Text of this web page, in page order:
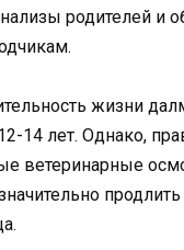
родителей и
жизни
14 лет. Однако,
ветеринарные